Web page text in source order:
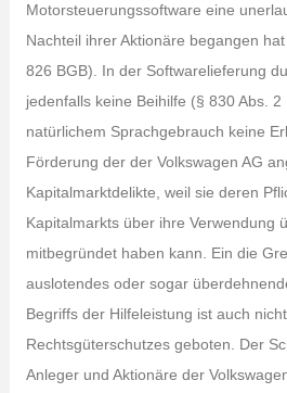
Motorsteuerungssoftware eine
Nachteil ihrer Aktionäre begangen
826 BGB). In der Softwarelieferung
jedenfalls keine Beihilfe (§ 830 Abs.
natürlichem Sprachgebrauch keine
Förderung der der Volkswagen AG
Kapitalmarktdelikte, weil sie deren
Kapitalmarkts über ihre Verwendung
mitbegründet haben kann. Ein die
auslotendes oder sogar
Begriffs der Hilfeleistung ist auch
Rechtsgüterschutzes geboten. Der
Anleger und Aktionäre der